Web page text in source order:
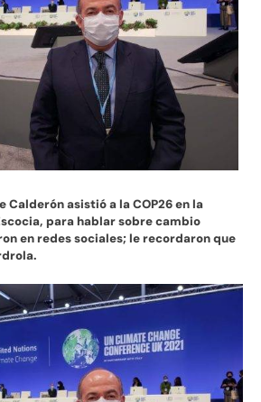
Calderón asistió a la COP26 en la
para hablar sobre cambio
en redes sociales; le recordaron que